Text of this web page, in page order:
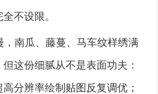
不设限。
南瓜、藤蔓、马车纹样绣满
这份细腻从不是表面功夫：
分辨率绘制贴图反复调优；